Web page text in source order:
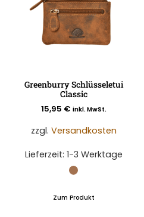
Greenburry Schlüsseletui
Classic
15,95 € inkl. MwSt.
zzgl. Versandkosten
Lieferzeit: 1-3 Werktage
Zum Produkt